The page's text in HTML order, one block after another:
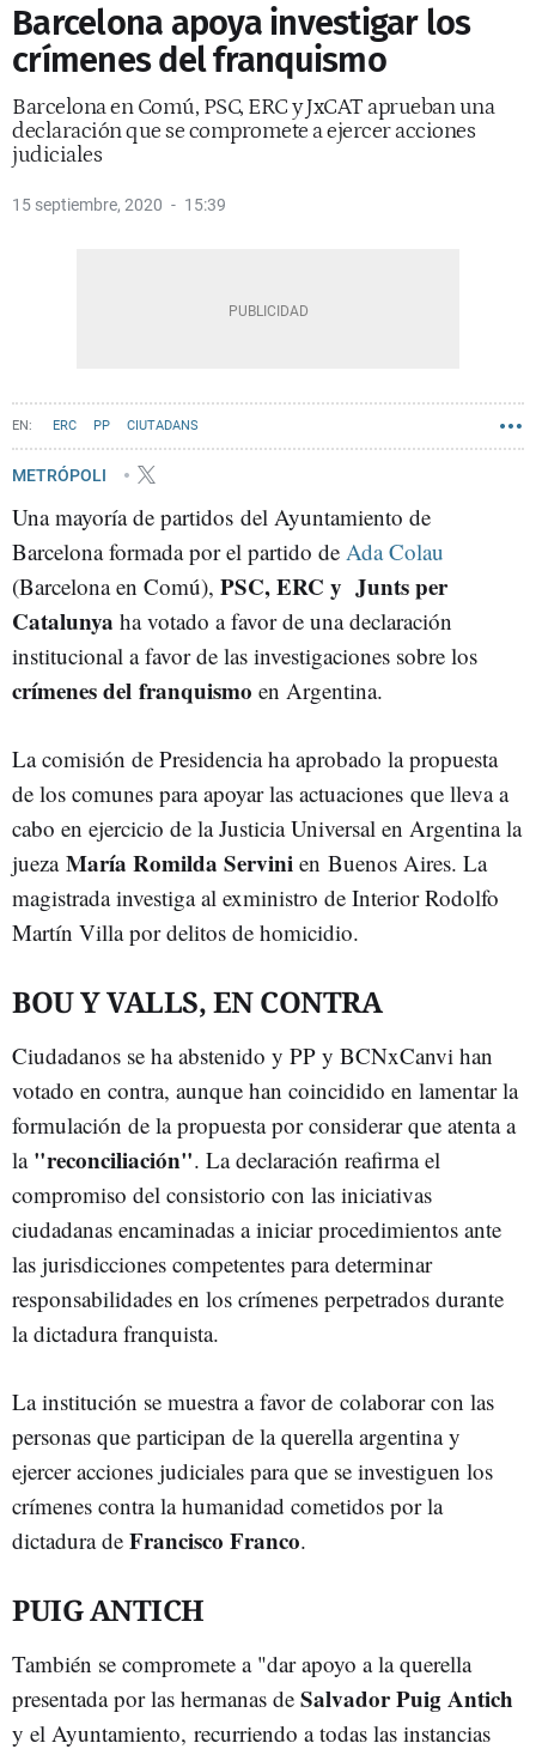
Barcelona apoya investigar los
crímenes del franquismo
Barcelona en Comú, PSC, ERC y JxCAT aprueban una
declaración que se compromete a ejercer acciones
judiciales
15 septiembre, 2020 15:39
ERC PP CIUTADANS
PSC - PARTIT DELS SOCIALISTES DE CATALUNYA
ULTRAS JXCAT VALENTS
METRÓPOLI
Una mayoría de partidos del Ayuntamiento de
Barcelona formada por el partido de Ada Colau
(Barcelona en Comú), PSC, ERC y Junts per
Catalunya ha votado a favor de una declaración
institucional a favor de las investigaciones sobre los
crímenes del franquismo en Argentina.
La comisión de Presidencia ha aprobado la propuesta
de los comunes para apoyar las actuaciones que lleva a
cabo en ejercicio de la Justicia Universal en Argentina la
juezaMaría Romilda Servini en Buenos Aires. La
magistrada investiga al exministro de Interior Rodolfo
Martín Villa por delitos de homicidio.
BOU Y VALLS, EN CONTRA
Ciudadanos se ha abstenido y PP y BCNxCanvi han
votado en contra, aunque han coincidido en lamentar la
formulación de la propuesta por considerar que atenta a
la "reconciliación". La declaración reafirma el
compromiso del consistorio con las iniciativas
ciudadanas encaminadas a iniciar procedimientos ante
las jurisdicciones competentes para determinar
responsabilidades en los crímenes perpetrados durante
la dictadura franquista.
La institución se muestra a favor de colaborar con las
personas que participan de la querella argentina y
ejercer acciones judiciales para que se investiguen los
crímenes contra la humanidad cometidos por la
dictadura de Francisco Franco.
PUIG ANTICH
También se compromete a "dar apoyo a la querella
presentada por las hermanas de Salvador Puig Antich
y el Ayuntamiento, recurriendo a todas las instancias